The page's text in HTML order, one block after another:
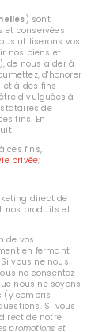
) sont
et conservées
utiliserons vos
nos biens et
de nous aider à
d'honorer
à des fins
divulguées à
de
fins. En
ces fins,
privée;
direct de
nos produits et
de vos
en fermant
vous ne nous
ne consentez
nous ne soyons
(y compris
Si vous
de notre
promotions et